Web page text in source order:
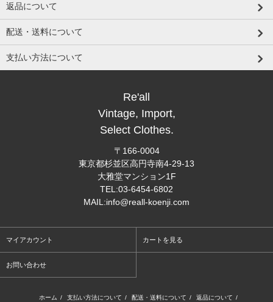
返品について
配送・送料について
支払い方法について
Re'all
Vintage, Import,
Select Clothes.
〒166-0004
東京都杉並区高円寺南4-29-13
大雅堂マンション1F
TEL:03-6454-6802
MAIL:info@reall-koenji.com
マイアカウント カートを見る
お問い合わせ
ホーム / 支払い方法について / 配送・送料について / 返品について /